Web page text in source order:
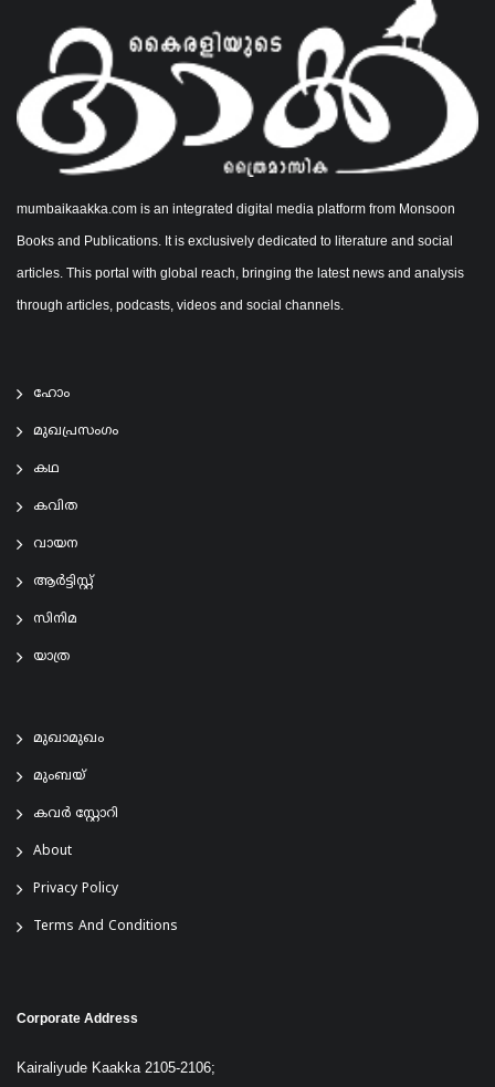
mumbaikaakka.com is an integrated digital media platform from Monsoon
Books and Publications. It is exclusively dedicated to literature and social
articles. This portal with global reach, bringing the latest news and analysis
through articles, podcasts, videos and social channels.
ഹോം
മുഖപ്രസംഗം
കഥ
കവിത
വായന
ആര്‍ട്ടിസ്റ്റ്
സിനിമ
യാത്ര
മുഖാമുഖം
മുംബയ്
കവർ സ്റ്റോറി
About
Privacy Policy
Terms And Conditions
Corporate Address
Kairaliyude Kaakka 2105-2106;